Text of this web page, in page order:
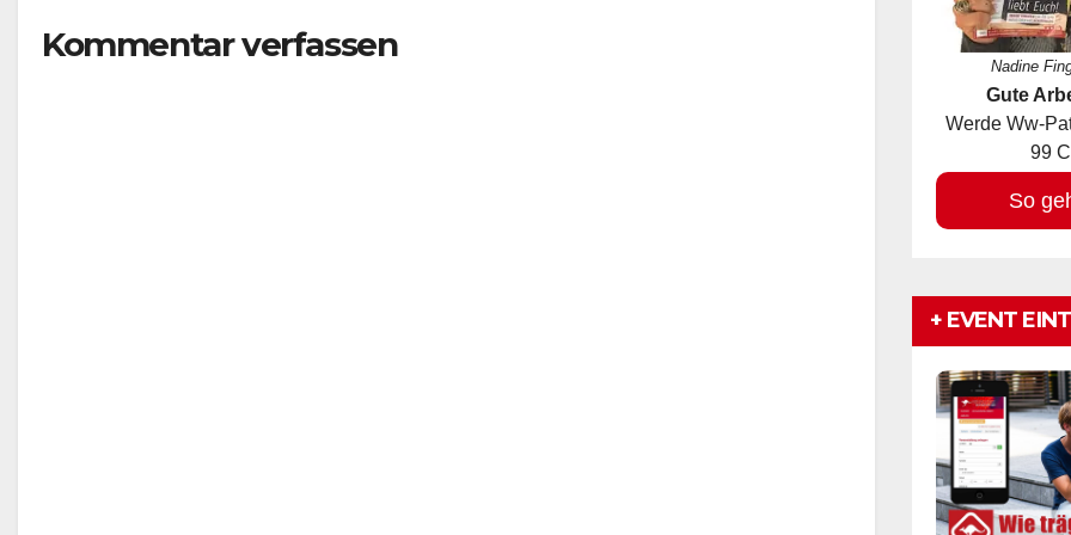
Kommentar verfassen Nadine
Gute
Werde Ww-
99
So
+ EVENT